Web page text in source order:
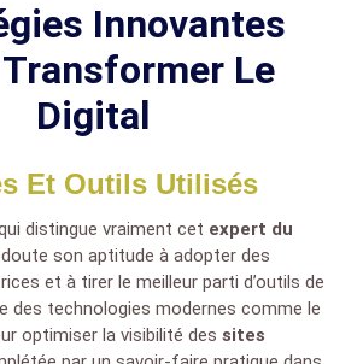
Innovantes
Le
Digital
Et Outils Utilisés
distingue vraiment cet expert du
son aptitude à adopter des
et à tirer le meilleur parti d’outils de
des technologies modernes comme le
optimiser la visibilité des sites